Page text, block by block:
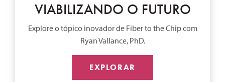
VIABILIZANDO O FUTURO
Explore o tópico inovador de Fiber to the Chip com
Ryan Vallance, PhD.
EXPLORAR